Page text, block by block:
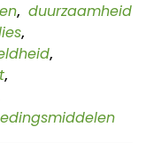
, duurzaamheid
,
,
,